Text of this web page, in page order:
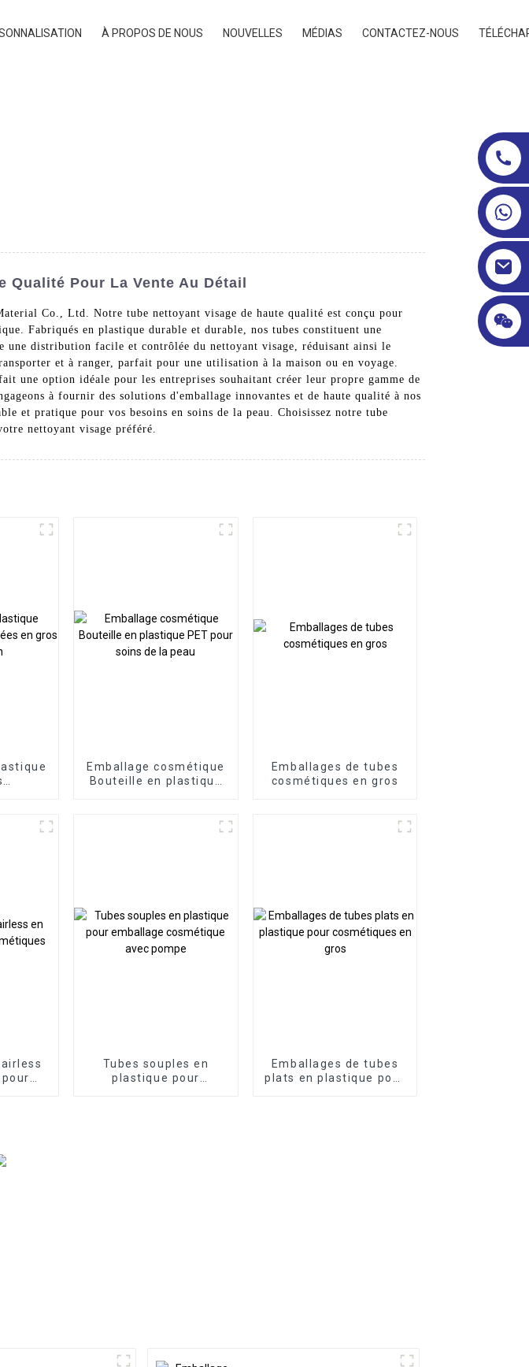
À PROPOS DE NOUS NOUVELLES MÉDIAS CONTACTEZ-NOUS
Qualité Pour La Vente Au Détail
Co., Ltd. Notre tube nettoyant visage de haute qualité est conçu pour
Fabriqués en plastique durable et durable, nos tubes constituent une
distribution facile et contrôlée du nettoyant visage, réduisant ainsi le
et à ranger, parfait pour une utilisation à la maison ou en voyage.
une option idéale pour les entreprises souhaitant créer leur propre gamme de
à fournir des solutions d'emballage innovantes et de haute qualité à nos
et pratique pour vos besoins en soins de la peau. Choisissez notre tube
nettoyant visage préféré.
Emballage cosmétique
Bouteille en plastique
Emballages de tubes
cosmétiques en gros
Tubes souples en
plastique pour
Emballages de tubes
plats en plastique pour